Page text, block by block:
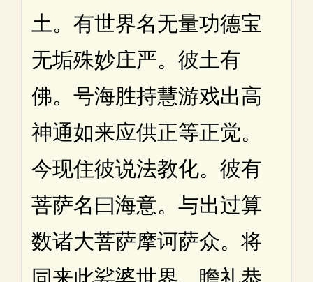
土。有世界名无量功德宝
无垢殊妙庄严。彼土有
佛。号海胜持慧游戏出高
神通如来应供正等正觉。
今现住彼说法教化。彼有
菩萨名曰海意。与出过算
数诸大菩萨摩诃萨众。将